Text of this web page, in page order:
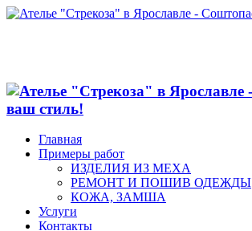
Главная
Примеры работ
ИЗДЕЛИЯ ИЗ МЕХА
РЕМОНТ И ПОШИВ ОДЕЖДЫ
КОЖА, ЗАМША
Услуги
Контакты